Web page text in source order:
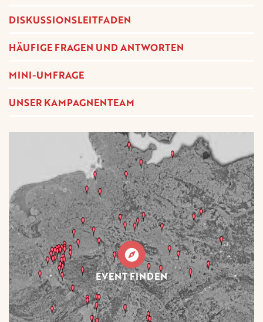
DISKUSSIONSLEITFADEN
HÄUFIGE FRAGEN UND ANTWORTEN
MINI-UMFRAGE
UNSER KAMPAGNENTEAM
EVENT FINDEN